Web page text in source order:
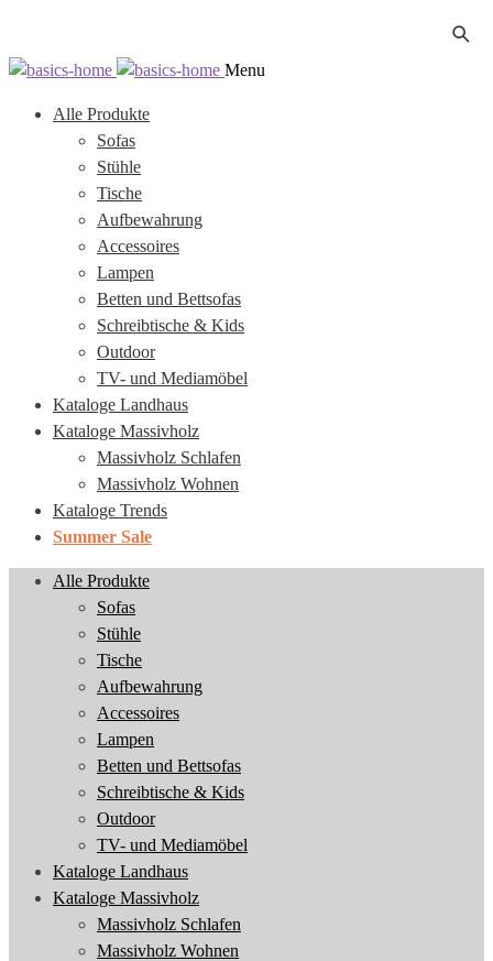
Zur
springen
Zum
springen
Menu
Alle Produkte
Sofas
Stühle
Tische
Aufbewahrung
Accessoires
Lampen
Betten und Bettsofas
Schreibtische & Kids
Outdoor
TV- und Mediamöbel
Kataloge Landhaus
Kataloge Massivholz
Massivholz Schlafen
Massivholz Wohnen
Kataloge Trends
Summer Sale
Alle Produkte
Sofas
Stühle
Tische
Aufbewahrung
Accessoires
Lampen
Betten und Bettsofas
Schreibtische & Kids
Outdoor
TV- und Mediamöbel
Kataloge Landhaus
Kataloge Massivholz
Massivholz Schlafen
Massivholz Wohnen